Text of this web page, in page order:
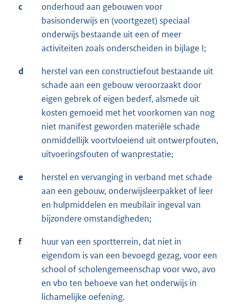
c
onderhoud aan gebouwen voor
basisonderwijs en (voortgezet) speciaal
onderwijs bestaande uit een of meer
activiteiten zoals onderscheiden in bijlage I;
d
herstel van een constructiefout bestaande uit
schade aan een gebouw veroorzaakt door
eigen gebrek of eigen bederf, alsmede uit
kosten gemoeid met het voorkomen van nog
niet manifest geworden materiële schade
onmiddellijk voortvloeiend uit ontwerpfouten,
uitvoeringsfouten of wanprestatie;
e
herstel en vervanging in verband met schade
aan een gebouw, onderwijsleerpakket of leer
en hulpmiddelen en meubilair ingeval van
bijzondere omstandigheden;
f
huur van een sportterrein, dat niet in
eigendom is van een bevoegd gezag, voor een
school of scholengemeenschap voor vwo, avo
en vbo ten behoeve van het onderwijs in
lichamelijke oefening.